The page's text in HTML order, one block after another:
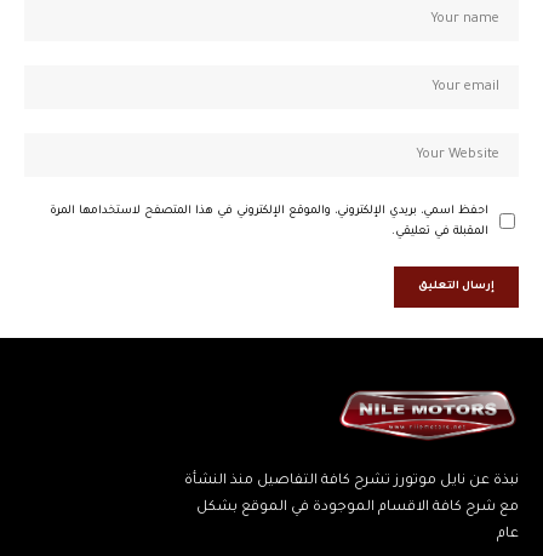
احفظ اسمي، بريدي الإلكتروني، والموقع الإلكتروني في هذا المتصفح لاستخدامها المرة
المقبلة في تعليقي.
نبذة عن نايل موتورز تشرح كافة التفاصيل منذ النشأة
مع شرح كافة الاقسام الموجودة في الموقع بشكل
عام